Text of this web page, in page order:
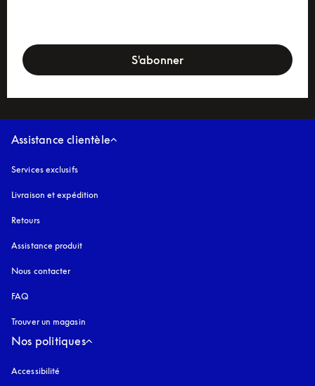
S'abonner
Assistance clientèle
Services exclusifs
Livraison et expédition
Retours
Assistance produit
Nous contacter
FAQ
Trouver un magasin
Nos politiques
Accessibilité